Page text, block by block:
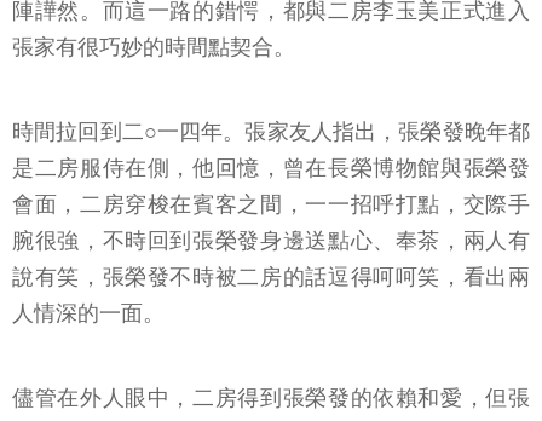
陣譁然。而這一路的錯愕，都與二房李玉美正式進入
張家有很巧妙的時間點契合。
時間拉回到二○一四年。張家友人指出，張榮發晚年都
是二房服侍在側，他回憶，曾在長榮博物館與張榮發
會面，二房穿梭在賓客之間，一一招呼打點，交際手
腕很強，不時回到張榮發身邊送點心、奉茶，兩人有
說有笑，張榮發不時被二房的話逗得呵呵笑，看出兩
人情深的一面。
儘管在外人眼中，二房得到張榮發的依賴和愛，但張